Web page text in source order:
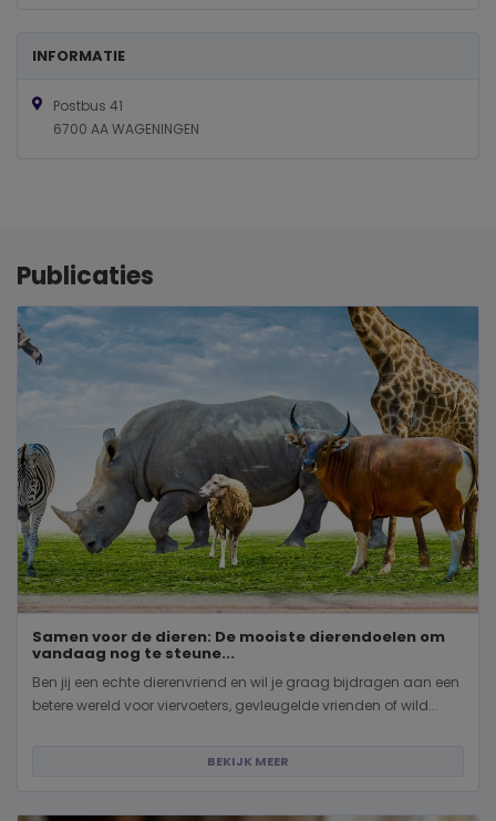
INFORMATIE
Postbus 41
6700 AA WAGENINGEN
Publicaties
Samen voor de dieren: De mooiste dierendoelen om
vandaag nog te steune...
Ben jij een echte dierenvriend en wil je graag bijdragen aan een
betere wereld voor viervoeters, gevleugelde vrienden of wild...
BEKIJK MEER